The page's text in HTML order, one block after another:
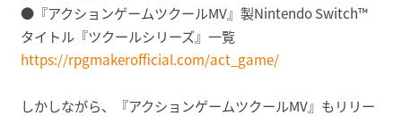
●『アクションゲームツクールMV』製Nintendo Switch™
タイトル『ツクールシリーズ』一覧
https://rpgmakerofficial.com/act_game/
しかしながら、『アクションゲームツクールMV』もリリー